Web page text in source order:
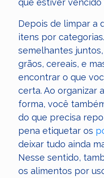
que estiver vencido
Depois de limpar a
itens por
semelhantes
grãos, cereais, e
encontrar o que
certa. Ao organizar
forma, você
do que precisa
pena etiquetar os
deixar tudo ainda
Nesse sentido,
os alimentos por